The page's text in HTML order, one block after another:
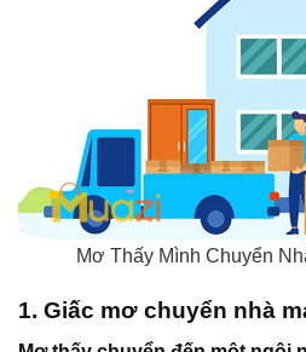
Mơ Thấy Mình Chuyển
1. Giấc mơ chuyển nhà